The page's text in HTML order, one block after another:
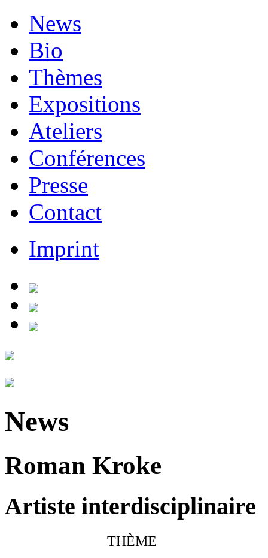
News
Bio
Thèmes
Expositions
Ateliers
Conférences
Presse
Contact
Imprint
News
Roman Kroke
Artiste interdisciplinaire
THÈME